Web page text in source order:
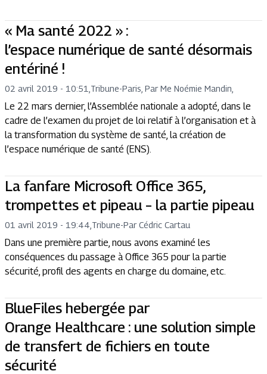
« Ma santé 2022 » :
l’espace numérique de santé désormais
entériné !
02 avril 2019 - 10:51 Tribune-Paris, Par Me Noémie Mandin,
Le 22 mars dernier, l’Assemblée nationale a adopté, dans le
cadre de l’examen du projet de loi relatif à l’organisation et à
la transformation du système de santé, la création de
l’espace numérique de santé (ENS).
La fanfare Microsoft Office 365,
trompettes et pipeau – la partie pipeau
01 avril 2019 - 19:44 Tribune-Par Cédric Cartau
Dans une première partie, nous avons examiné les
conséquences du passage à Office 365 pour la partie
sécurité, profil des agents en charge du domaine, etc.
BlueFiles hebergée par
Orange Healthcare : une solution simple
de transfert de fichiers en toute
sécurité